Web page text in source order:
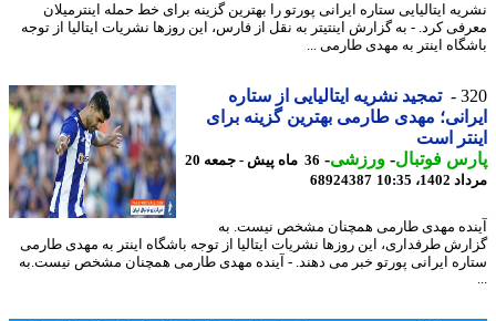
ایتالیایی ستاره ایرانی پورتو را بهترین گزینه برای خط حمله اینترمیلان
کرد. - به گزارش اینتیتر به نقل از فارس، این روزها نشریات ایتالیا از توجه
اینتر به مهدی طارمی ...
تمجید نشریه ایتالیایی از ستاره
مهدی طارمی بهترین گزینه برای
است
فوتبال-ورزشی-
36 ماه پیش - جمعه 20
10:35
68924387
مهدی طارمی همچنان مشخص نیست. به
طرفداری، این روزها نشریات ایتالیا از توجه باشگاه اینتر به مهدی طارمی
ایرانی پورتو خبر می دهند. - آینده مهدی طارمی همچنان مشخص نیست.به